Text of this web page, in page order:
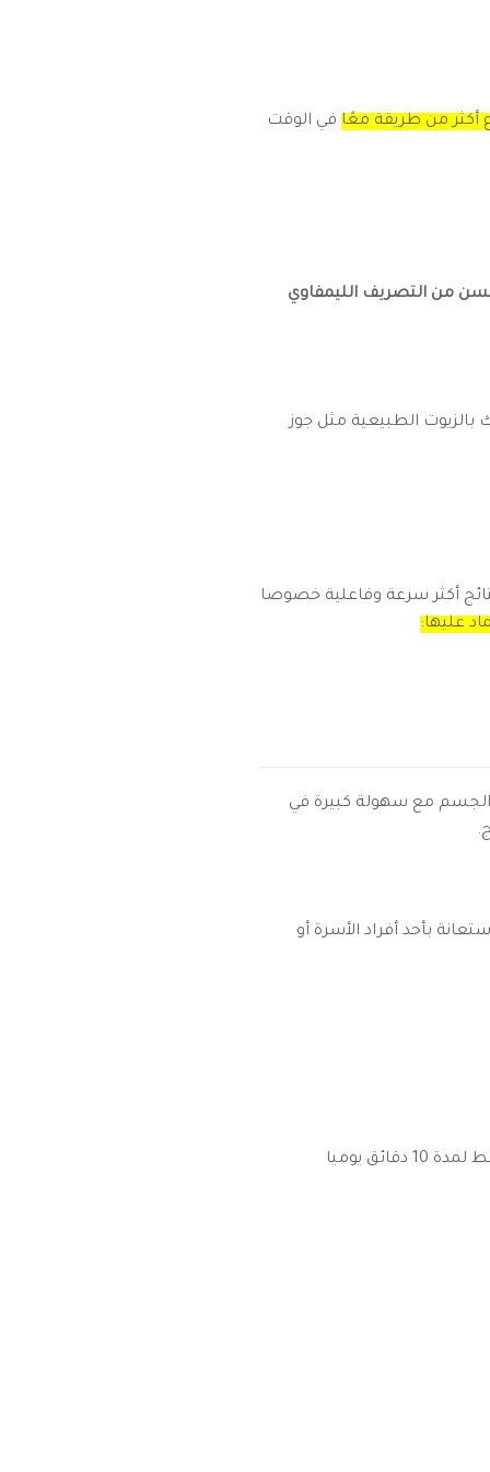
أكثر من طريقة معًا في الوقت
من التصريف الليمفاوي
بالزيوت الطبيعية مثل جوز
أكثر سرعة وفاعلية خصوصا
عليها:
الجسم مع سهولة كبيرة في
بأحد أفراد الأسرة أو
فقط لمدة 10 دقائق يوميا